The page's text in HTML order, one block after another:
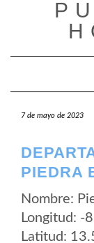
7 de mayo de 2023
PIEDRA
Nombre:
Longitud: -
Latitud: